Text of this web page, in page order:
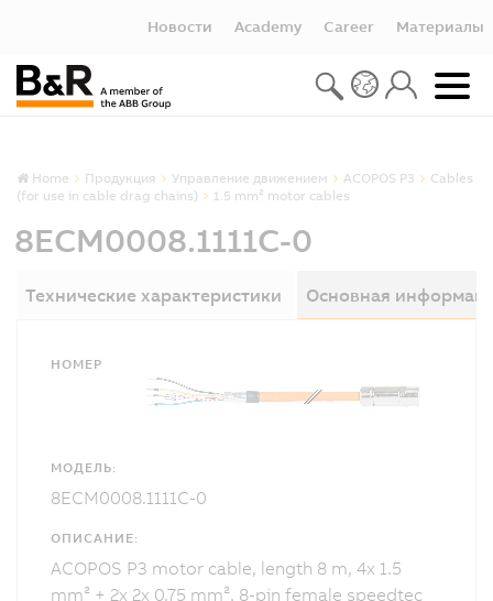
Новости Academy Career Материалы
Home Продукция Управление движением ACOPOS P3
Cables
(for use in cable drag chains)
1.5 mm² motor cables
8ECM0008.1111C-0
Технические характеристики Основная
НОМЕР
МОДЕЛЬ:
8ECM0008.1111C-0
ОПИСАНИЕ:
ACOPOS P3 motor cable, length 8 m, 4x 1.5
mm² + 2x 2x 0.75 mm², 8-pin female speedtec